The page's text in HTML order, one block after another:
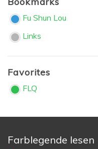
Fu Shun Lou
Links
Favorites
FLQ
Farblegende lesen